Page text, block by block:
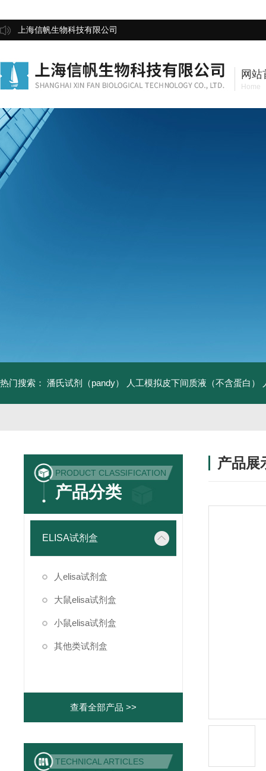
上海信帆生物科技有限公司
网站
Home
热门搜索： 潘氏试剂（pandy） 人工模拟皮下间质液（不含蛋白）
PRODUCT CLASSIFICATION
产品分类
ELISA试剂盒
人elisa试剂盒
大鼠elisa试剂盒
小鼠elisa试剂盒
其他类试剂盒
查看全部产品 >>
TECHNICAL ARTICLES
产品展